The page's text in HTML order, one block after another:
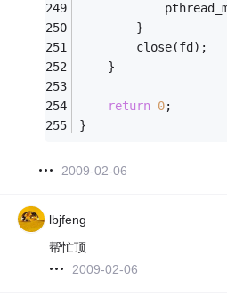
		}
		close(fd);
	}
return 0;
}
2009-02-06
lbjfeng
帮忙顶
2009-02-06